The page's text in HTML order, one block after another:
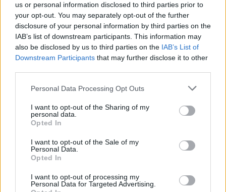
us or personal information disclosed to third parties prior to
your opt-out. You may separately opt-out of the further
disclosure of your personal information by third parties on the
IAB’s list of downstream participants. This information may
also be disclosed by us to third parties on the IAB’s List of
Downstream Participants that may further disclose it to other
Please note that this website/app uses one or more Google
not limited to your visit or usage behaviour. You may click to
grant or deny consent to Google and its third-party tags to
use your data for below specified purposes in below Google
consent section.
Personal Data Processing Opt Outs
I want to opt-out of the Sharing of my
personal data.
Opted In
I want to opt-out of the Sale of my
Personal Data.
Opted In
I want to opt-out of processing my
Personal Data for Targeted Advertising.
AJÁNLJUK MÉG
Paks II.: Mit jelent az 5. blokk új mérföldköve a
felülvizsgálat árnyékában?